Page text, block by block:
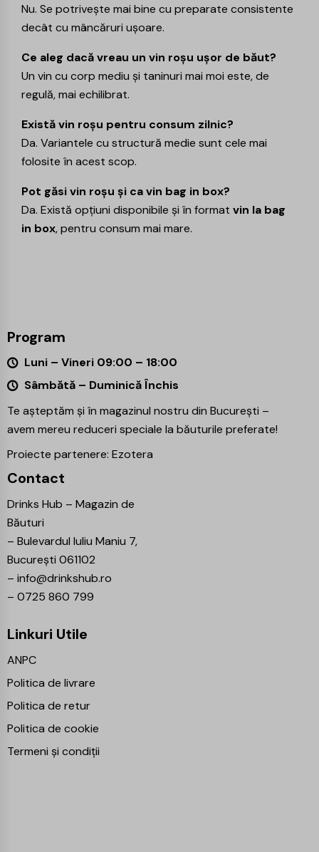
Nu. Se potrivește mai bine cu preparate consistente
decât cu mâncăruri ușoare.
Ce aleg dacă vreau un vin roșu ușor de băut?
Un vin cu corp mediu și taninuri mai moi este, de
regulă, mai echilibrat.
Există vin roșu pentru consum zilnic?
Da. Variantele cu structură medie sunt cele mai
folosite în acest scop.
Pot găsi vin roșu și ca vin bag in box?
Da. Există opțiuni disponibile și în format vin la bag
in box, pentru consum mai mare.
Program
Luni – Vineri 09:00 – 18:00
Sâmbătă – Duminică Închis
Te așteptăm și în magazinul nostru din București –
avem mereu reduceri speciale la băuturile preferate!
Proiecte partenere: Ezotera
Contact
Drinks Hub – Magazin de
Băuturi
– Bulevardul Iuliu Maniu 7,
București 061102
– info@drinkshub.ro
– 0725 860 799
Linkuri Utile
ANPC
Politica de livrare
Politica de retur
Politica de cookie
Termeni și condiții